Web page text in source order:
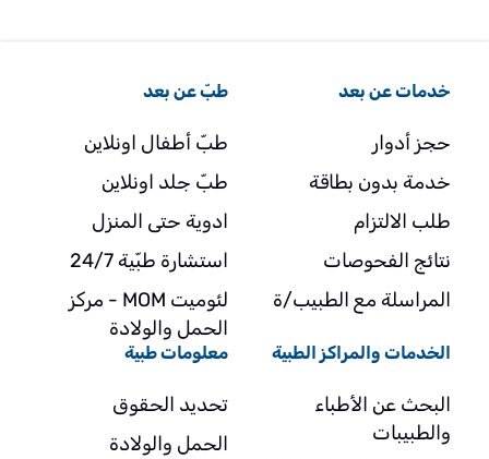
خدمات عن بعد
حجز أدوار
خدمة بدون بطاقة
طلب الالتزام
نتائج الفحوصات
المراسلة مع الطبيب/ة
طبّ عن بعد
طبّ أطفال اونلاين
طبّ جلد اونلاين
ادوية حتى المنزل
استشارة طبّية 24/7
لئوميت MOM - مركز
الحمل والولادة
الخدمات والمراكز الطبية
البحث عن الأطباء
والطبيبات
معلومات طبية
تحديد الحقوق
الحمل والولادة